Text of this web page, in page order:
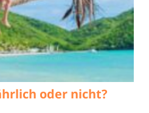
oder nicht?